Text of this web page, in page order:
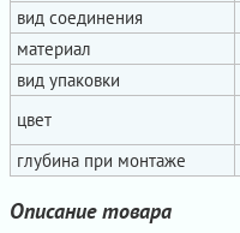
вид соединения
материал
вид упаковки
цвет
глубина при монтаже
Описание товара